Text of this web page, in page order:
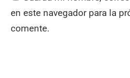
en este navegador para la
comente.